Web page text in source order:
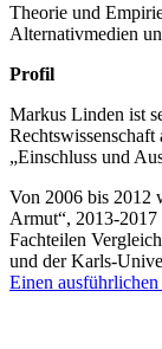
Theorie und
Alternativmedien
Profil
Markus Linden ist
„Einschluss und
Von 2006 bis 2012
Armut“, 2013-2017
Fachteilen
und der Karls-
Einen